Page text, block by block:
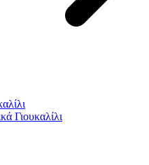
Γιουκαλίλι